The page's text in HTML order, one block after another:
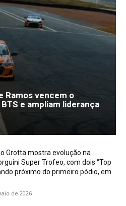
Ramos vencem o
e ampliam liderança
Grotta mostra evolução na
Super Trofeo, com dois “Top
próximo do primeiro pódio, em
de 2026